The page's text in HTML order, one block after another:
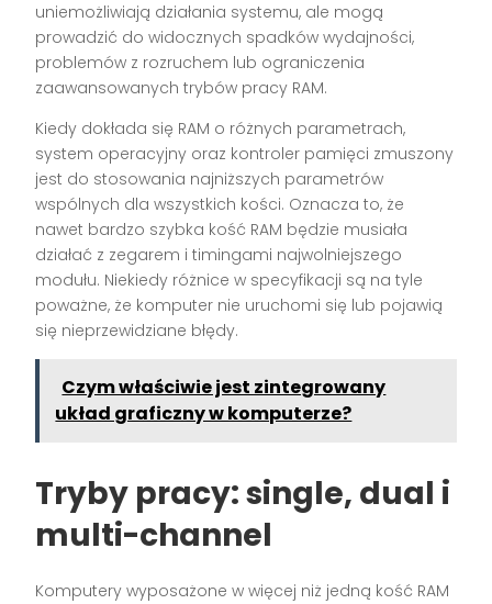
uniemożliwiają działania systemu, ale mogą
prowadzić do widocznych spadków wydajności,
problemów z rozruchem lub ograniczenia
zaawansowanych trybów pracy RAM.
Kiedy dokłada się RAM o różnych parametrach,
system operacyjny oraz kontroler pamięci zmuszony
jest do stosowania najniższych parametrów
wspólnych dla wszystkich kości. Oznacza to, że
nawet bardzo szybka kość RAM będzie musiała
działać z zegarem i timingami najwolniejszego
modułu. Niekiedy różnice w specyfikacji są na tyle
poważne, że komputer nie uruchomi się lub pojawią
się nieprzewidziane błędy.
Czym właściwie jest zintegrowany
układ graficzny w komputerze?
Tryby pracy: single, dual i
multi-channel
Komputery wyposażone w więcej niż jedną kość RAM